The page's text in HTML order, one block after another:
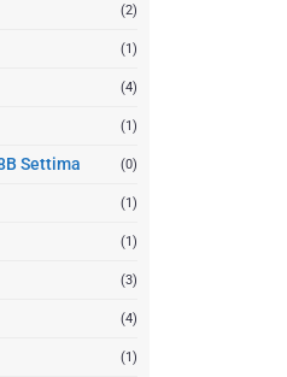
(2)
(1)
(4)
(1)
Settima (0)
(1)
(1)
(3)
(4)
(1)